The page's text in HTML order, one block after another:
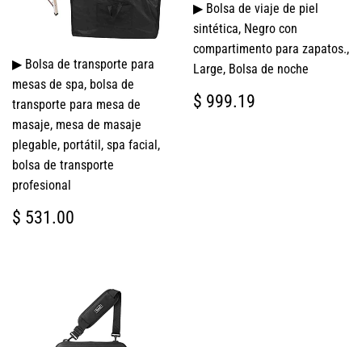
▶ Bolsa de transporte para
mesas de spa, bolsa de
transporte para mesa de
masaje, mesa de masaje
plegable, portátil, spa facial,
bolsa de transporte
profesional
PRECIO
HABITUAL
$ 531.00
▶ Bolsa de viaje de piel
sintética, Negro con
compartimento para zapatos.,
Large, Bolsa de noche
PRECIO
HABITUAL
$ 999.19